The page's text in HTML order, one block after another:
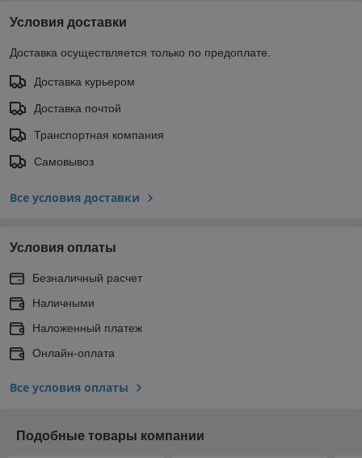
Условия доставки
Доставка осуществляется только по предоплате.
Доставка курьером
Доставка почтой
Транспортная компания
Самовывоз
Все условия доставки
Условия оплаты
Безналичный расчет
Наличными
Наложенный платеж
Онлайн-оплата
Все условия оплаты
Подобные товары компании